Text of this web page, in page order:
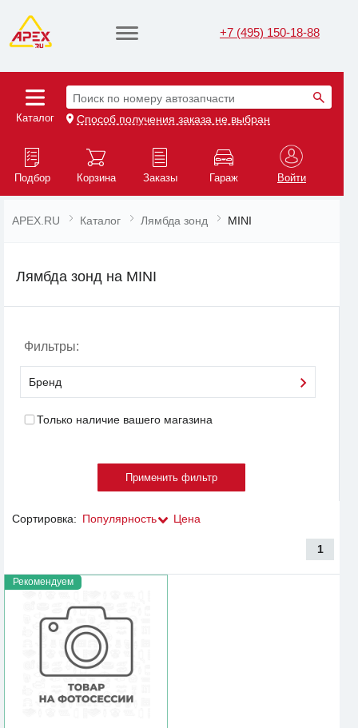
+7 (495) 150-18-88
Каталог
Поиск по номеру автозапчасти
Способ получения заказа не выбран
Подбор Корзина Заказы Гараж Войти
APEX.RU Каталог Лямбда зонд MINI
Лямбда зонд на MINI
Фильтры:
Бренд
Только наличие вашего магазина
Сортировка: Популярность Цена
1
Рекомендуем